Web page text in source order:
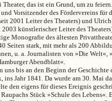
Theater, das ist ein Grund, um zu
Vorsitzender des Fördervereins für
2001 Leiter des Theaters) und
künstlerischer Leiter des
Monografie des ältesten
Seiten stark, mit mehr als 200
u. a. Journalisten von »Die Welt«,
Abendblatt«.
uns bis an den Beginn der Geschichte
ins Jahr 1841. Da wurde am 30. Mai
den eigens für dieses Ereignis
Stück »Schule des